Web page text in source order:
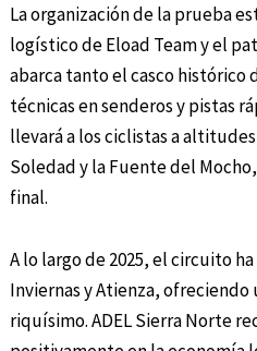
La organización de la prueba
logístico de Eload Team y el
abarca tanto el casco histórico
técnicas en senderos y pistas
llevará a los ciclistas a
Soledad y la Fuente del
final.
A lo largo de 2025, el circuito
Inviernas y Atienza,
riquísimo. ADEL Sierra Norte